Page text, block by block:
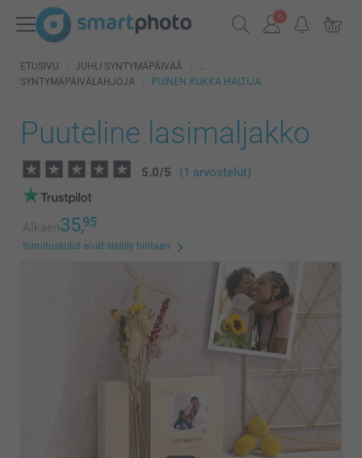
ETUSIVU
JUHLI SYNTYMÄPÄIVÄÄ
SYNTYMÄPÄIVÄLAHJOJA
PUINEN KUKKA HALTIJA
Puuteline lasimaljakko
5.0/5 (1 arvostelut)
Alkaen35,95
toimituskulut eivät sisälly hintaan